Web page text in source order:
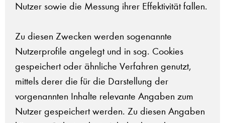
Nutzer sowie die Messung ihrer Effektivität fallen.
Zu diesen Zwecken werden sogenannte
Nutzerprofile angelegt und in sog. Cookies
gespeichert oder ähnliche Verfahren genutzt,
mittels derer die für die Darstellung der
vorgenannten Inhalte relevante Angaben zum
Nutzer gespeichert werden. Zu diesen Angaben